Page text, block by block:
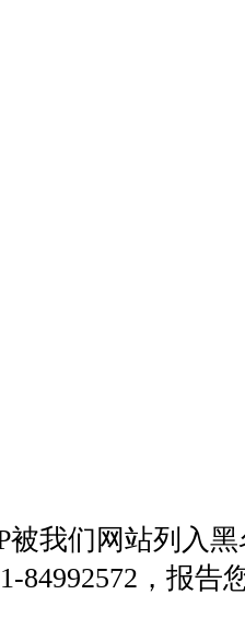
被我们网站列入
84992572，报